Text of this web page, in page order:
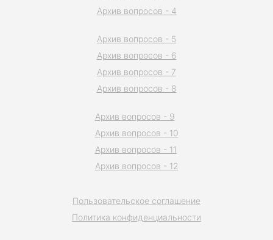
Пользовательское соглашение
Политика конфиденциальности
Архив вопросов - 4
Архив вопросов - 5
Архив вопросов - 6
Архив вопросов - 7
Архив вопросов - 8
Архив вопросов - 9
Архив вопросов - 10
Архив вопросов - 11
Архив вопросов - 12